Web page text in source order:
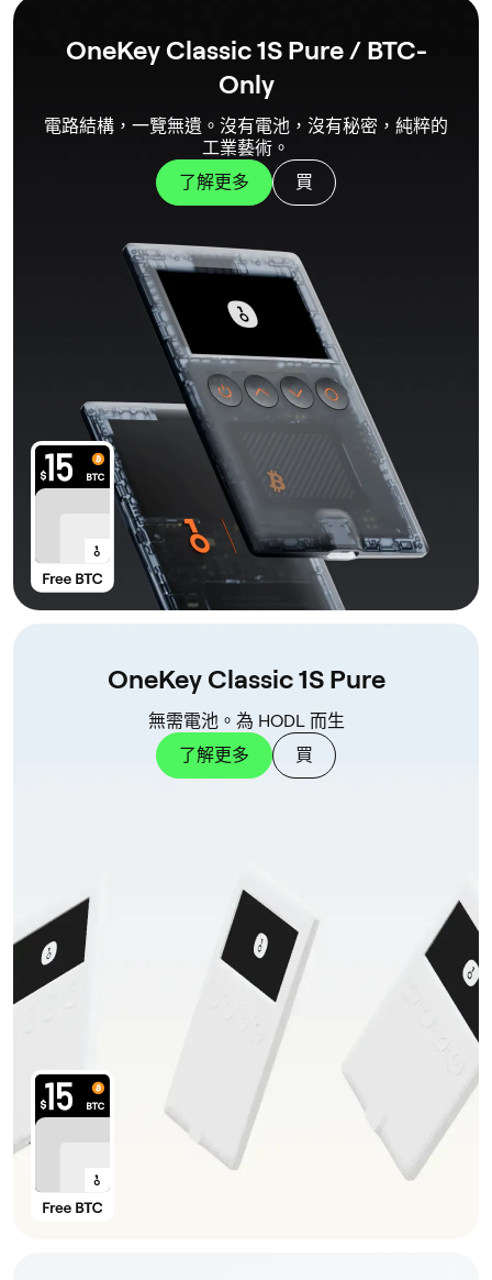
OneKey Classic 1S Pure / BTC-
Only
電路結構，一覽無遺。沒有電池，沒有秘密，純粹的
工業藝術。
了解更多
買
OneKey Classic 1S Pure
無需電池。為 HODL 而生
了解更多
買